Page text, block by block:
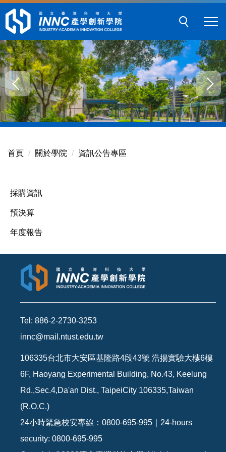
跳
主
要
內
容
區
塊
首頁 關於學院 資訊公告專區
採購資訊
預決算
年度報告
Tel: 886-2-2730-3253
innc@mail.ntust.edu.tw
106335台北市大安區基隆路4段43號 浩揚實驗大樓6樓
6F, Haoyang Experimental Building, No.43, Keelung
Rd.,Sec.4,Da'an Dist., TaipeiCity 106335,Taiwan
(R.O.C.)
24小時緊急校安專線：0800-695-995｜24-hours
security: 0800-695-995